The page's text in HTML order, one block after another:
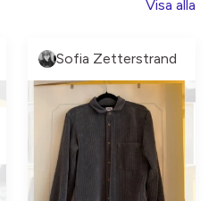
Visa alla
Sofia Zetterstrand